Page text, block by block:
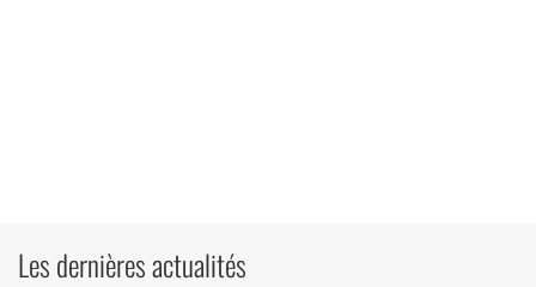
Les dernières actualités